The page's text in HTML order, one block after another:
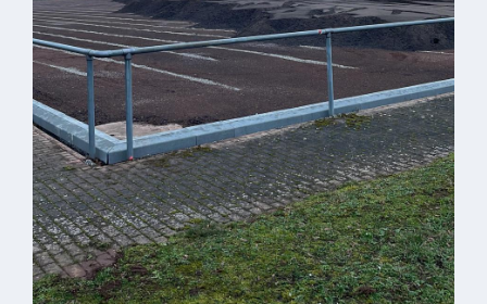
Feste
feiern
Wandern/Nord.Walking
Radfahren
VG
Musikschule
und VHS
Kalender